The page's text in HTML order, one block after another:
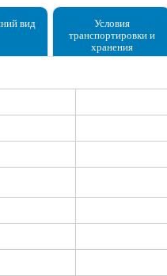
вид
Условия
транспортировки и
хранения